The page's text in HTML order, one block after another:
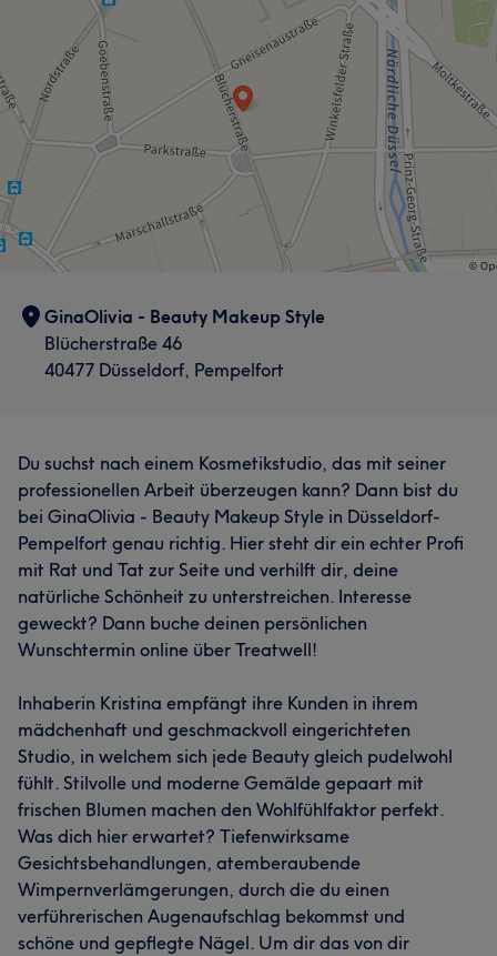
Gründlich Professionell
GinaOlivia - Beauty Makeup Style
Blücherstraße 46
40477 Düsseldorf, Pempelfort
Du suchst nach einem Kosmetikstudio, das mit seiner
professionellen Arbeit überzeugen kann? Dann bist du
bei GinaOlivia - Beauty Makeup Style in Düsseldorf-
Pempelfort genau richtig. Hier steht dir ein echter Profi
mit Rat und Tat zur Seite und verhilft dir, deine
natürliche Schönheit zu unterstreichen. Interesse
geweckt? Dann buche deinen persönlichen
Wunschtermin online über Treatwell!
Inhaberin Kristina empfängt ihre Kunden in ihrem
mädchenhaft und geschmackvoll eingerichteten
Studio, in welchem sich jede Beauty gleich pudelwohl
fühlt. Stilvolle und moderne Gemälde gepaart mit
frischen Blumen machen den Wohlfühlfaktor perfekt.
Was dich hier erwartet? Tiefenwirksame
Gesichtsbehandlungen, atemberaubende
Wimpernverlämgerungen, durch die du einen
verführerischen Augenaufschlag bekommst und
schöne und gepflegte Nägel. Um dir das von dir